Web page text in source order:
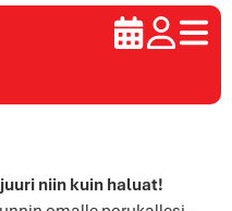
niin kuin haluat!